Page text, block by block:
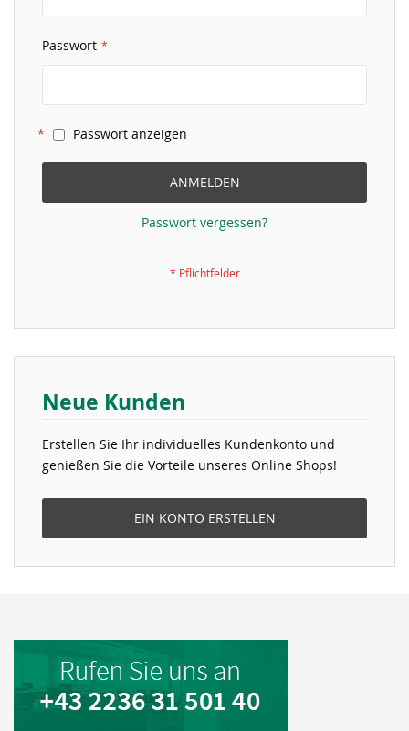
Passwort
Passwort anzeigen
ANMELDEN
Passwort vergessen?
Neue Kunden
Erstellen Sie Ihr individuelles Kundenkonto und
genießen Sie die Vorteile unseres Online Shops!
EIN KONTO ERSTELLEN